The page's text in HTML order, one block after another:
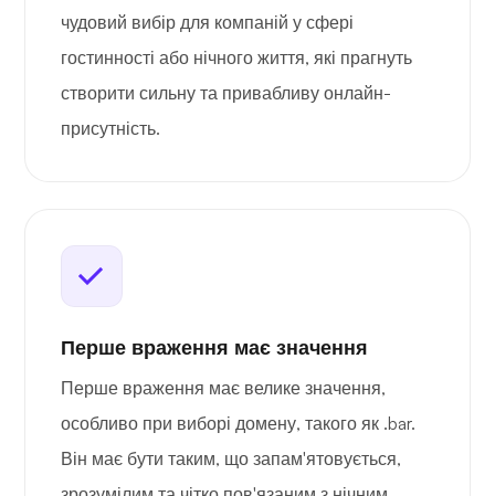
чудовий вибір для компаній у сфері
гостинності або нічного життя, які прагнуть
створити сильну та привабливу онлайн-
присутність.
Перше враження має значення
Перше враження має велике значення,
особливо при виборі домену, такого як .bar.
Він має бути таким, що запам'ятовується,